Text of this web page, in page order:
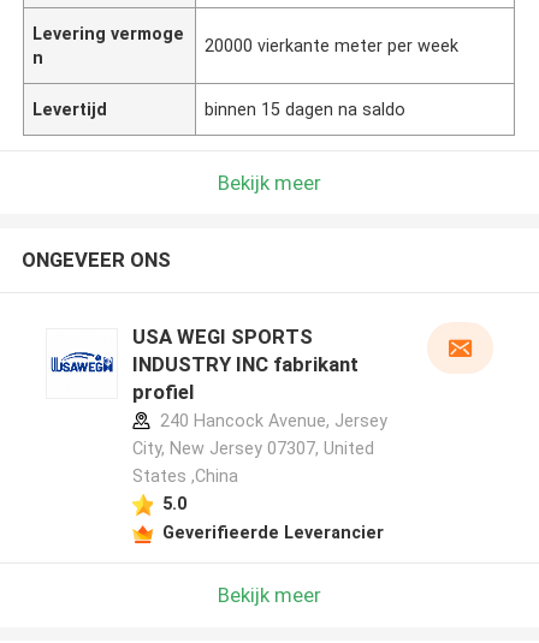
Levering vermoge
n
20000 vierkante meter per week
Levertijd binnen 15 dagen na saldo
Bekijk meer
ONGEVEER ONS
USA WEGI SPORTS
INDUSTRY INC fabrikant
profiel
240 Hancock Avenue, Jersey
City, New Jersey 07307, United
States ,China
5.0
Geverifieerde Leverancier
Bekijk meer